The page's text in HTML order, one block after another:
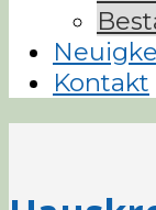
Kontakt